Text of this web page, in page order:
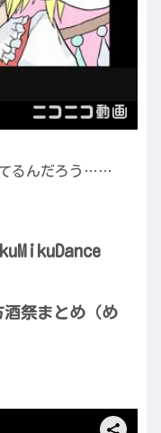
るんだろう……
酒祭まとめ（め